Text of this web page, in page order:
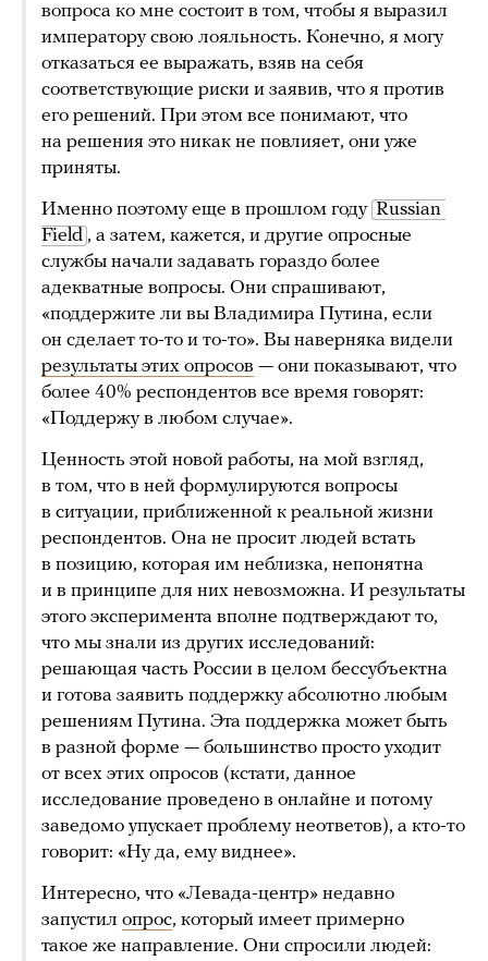
вопроса ко мне состоит в том, чтобы я выразил
императору свою лояльность. Конечно, я могу
отказаться ее выражать, взяв на себя
соответствующие риски и заявив, что я против
его решений. При этом все понимают, что
на решения это никак не повлияет, они уже
приняты.
Именно поэтому еще в прошлом году Russian
Field , а затем, кажется, и другие опросные
службы начали задавать гораздо более
адекватные вопросы. Они спрашивают,
«поддержите ли вы Владимира Путина, если
он сделает то-то и то-то». Вы наверняка видели
результаты этих опросов — они показывают, что
более 40% респондентов все время говорят:
«Поддержу в любом случае».
Ценность этой новой работы, на мой взгляд,
в том, что в ней формулируются вопросы
в ситуации, приближенной к реальной жизни
респондентов. Она не просит людей встать
в позицию, которая им неблизка, непонятна
и в принципе для них невозможна. И результаты
этого эксперимента вполне подтверждают то,
что мы знали из других исследований:
решающая часть России в целом бессубъектна
и готова заявить поддержку абсолютно любым
решениям Путина. Эта поддержка может быть
в разной форме — большинство просто уходит
от всех этих опросов (кстати, данное
исследование проведено в онлайне и потому
заведомо упускает проблему неответов), а кто-то
говорит: «Ну да, ему виднее».
Интересно, что «Левада-центр» недавно
запустил опрос, который имеет примерно
такое же направление. Они спросили людей: